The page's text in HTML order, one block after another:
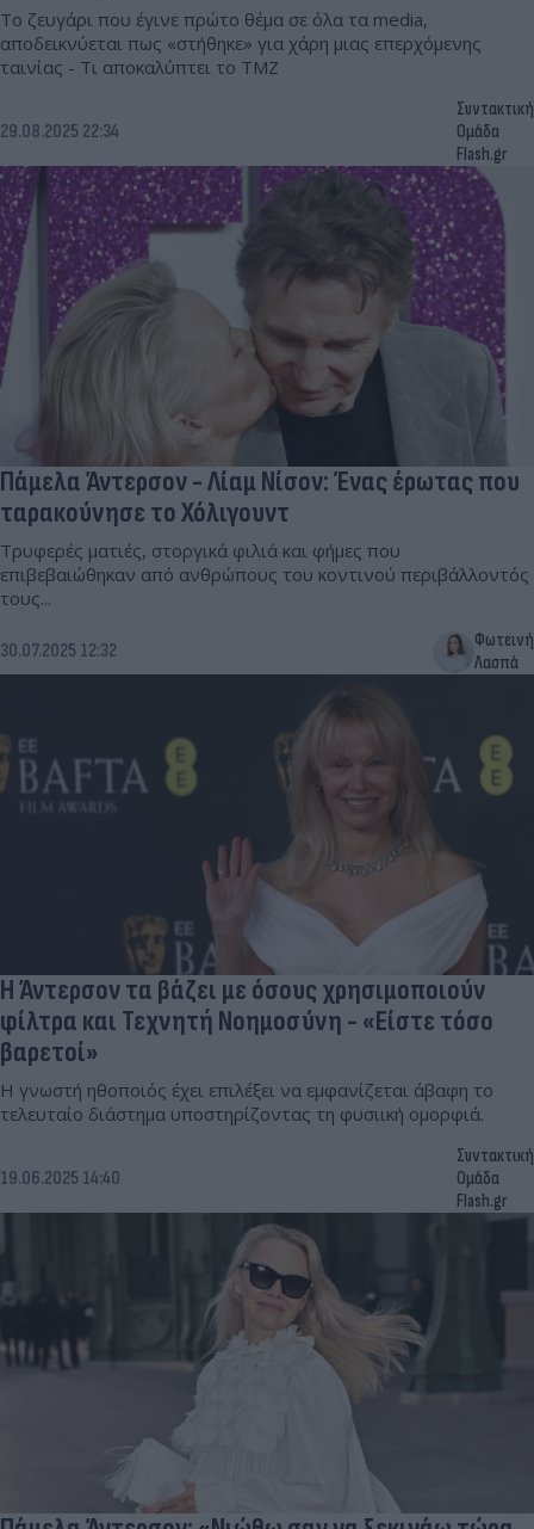
Το ζευγάρι που έγινε πρώτο θέμα σε όλα τα media,
αποδεικνύεται πως «στήθηκε» για χάρη μιας επερχόμενης
ταινίας - Τι αποκαλύπτει το TMZ
29.08.2025 22:34
Συντακτική
Ομάδα
Flash.gr
Πάμελα Άντερσον - Λίαμ Νίσον: Ένας έρωτας που
ταρακούνησε το Χόλιγουντ
Τρυφερές ματιές, στοργικά φιλιά και φήμες που
επιβεβαιώθηκαν από ανθρώπους του κοντινού περιβάλλοντός
τους...
30.07.2025 12:32
Φωτεινή
Λασπά
Η Άντερσον τα βάζει με όσους χρησιμοποιούν
φίλτρα και Τεχνητή Νοημοσύνη - «Είστε τόσο
βαρετοί»
Η γνωστή ηθοποιός έχει επιλέξει να εμφανίζεται άβαφη το
τελευταίο διάστημα υποστηρίζοντας τη φυσιική ομορφιά.
19.06.2025 14:40
Συντακτική
Ομάδα
Flash.gr